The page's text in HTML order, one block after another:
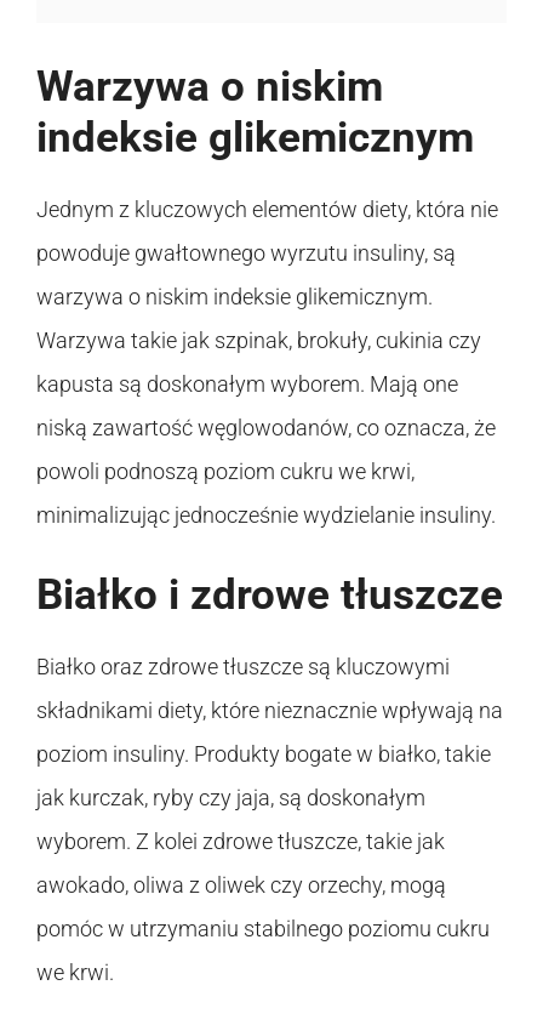
Warzywa o niskim
indeksie glikemicznym
Jednym z kluczowych elementów diety, która nie
powoduje gwałtownego wyrzutu insuliny, są
warzywa o niskim indeksie glikemicznym.
Warzywa takie jak szpinak, brokuły, cukinia czy
kapusta są doskonałym wyborem. Mają one
niską zawartość węglowodanów, co oznacza, że
powoli podnoszą poziom cukru we krwi,
minimalizując jednocześnie wydzielanie insuliny.
Białko i zdrowe tłuszcze
Białko oraz zdrowe tłuszcze są kluczowymi
składnikami diety, które nieznacznie wpływają na
poziom insuliny. Produkty bogate w białko, takie
jak kurczak, ryby czy jaja, są doskonałym
wyborem. Z kolei zdrowe tłuszcze, takie jak
awokado, oliwa z oliwek czy orzechy, mogą
pomóc w utrzymaniu stabilnego poziomu cukru
we krwi.